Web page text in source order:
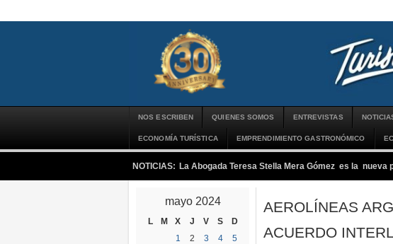
NOS ESCRIBEN QUIENES SOMOS ENTREVISTAS
ECONOMÍA TURÍSTICA EMPRENDIMIENTO GASTRONÓMICO
NOTICIAS: La Abogada Teresa Stella Mera Gómez es la nueva
mayo 2024
L M X J V S
D
1
2 3 4
5
AEROLÍNEAS
ACUERDO